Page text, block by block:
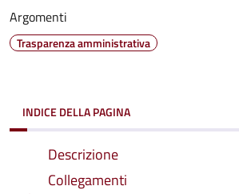
Argomenti
Trasparenza amministrativa
INDICE DELLA PAGINA
Descrizione
Collegamenti